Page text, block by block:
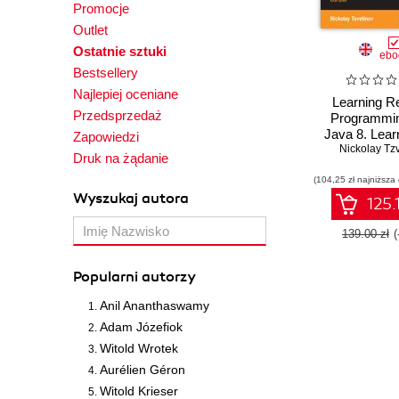
Promocje
Outlet
Ostatnie sztuki
Bestsellery
Najlepiej oceniane
Przedsprzedaż
Zapowiedzi
Druk na żądanie
Wyszukaj autora
Popularni autorzy
Anil Ananthaswamy
Adam Józefiok
Witold Wrotek
Aurélien Géron
Witold Krieser
Learning
Java 8.
use
build fast,
and
applications
detailed
Nickolay
(104,25 zł
139.00 zł